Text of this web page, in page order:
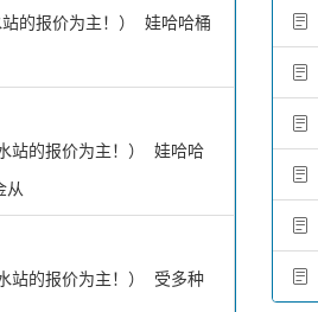
的报价为主！） 娃哈哈桶
站的报价为主！） 娃哈哈
从
站的报价为主！） 受多种